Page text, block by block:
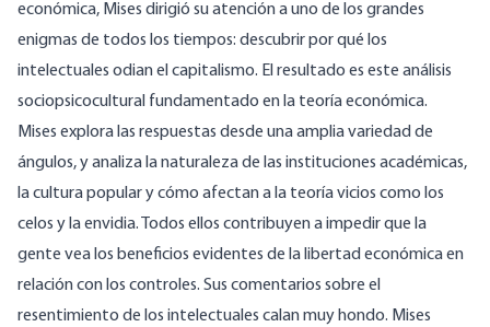
económica, Mises dirigió su atención a uno de los grandes
enigmas de todos los tiempos: descubrir por qué los
intelectuales odian el capitalismo. El resultado es este análisis
sociopsicocultural fundamentado en la teoría económica.
Mises explora las respuestas desde una amplia variedad de
ángulos, y analiza la naturaleza de las instituciones académicas,
la cultura popular y cómo afectan a la teoría vicios como los
celos y la envidia. Todos ellos contribuyen a impedir que la
gente vea los beneficios evidentes de la libertad económica en
relación con los controles. Sus comentarios sobre el
resentimiento de los intelectuales calan muy hondo. Mises